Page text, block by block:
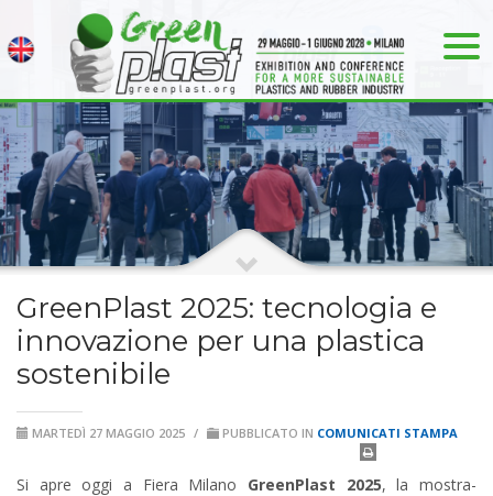
GreenPlast 2025: tecnologia e
innovazione per una plastica
sostenibile
MARTEDÌ 27 MAGGIO 2025 / PUBBLICATO IN COMUNICATI STAMPA
Si apre oggi a Fiera Milano GreenPlast 2025, la mostra-